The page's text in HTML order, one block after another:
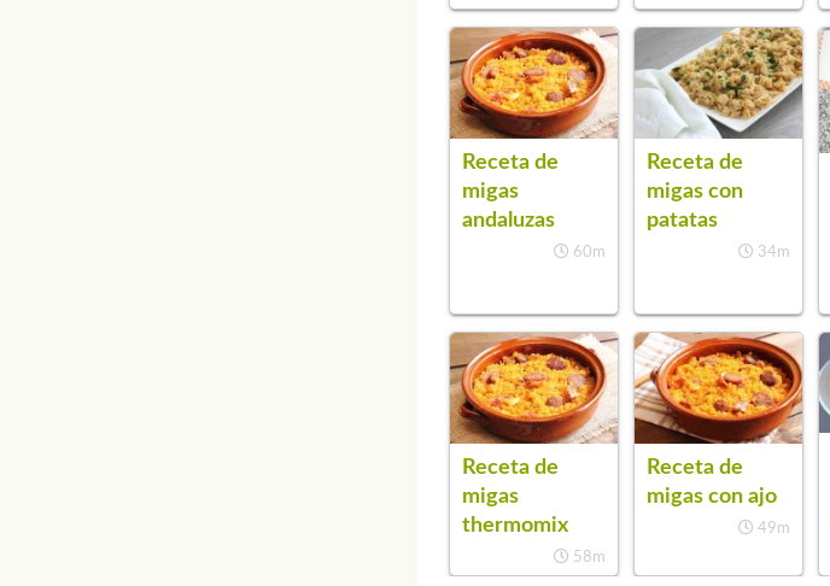
Receta de
migas
andaluzas
60m
Receta de
migas con
patatas
34m
Receta de
migas
thermomix
58m
Receta de
migas con ajo
49m